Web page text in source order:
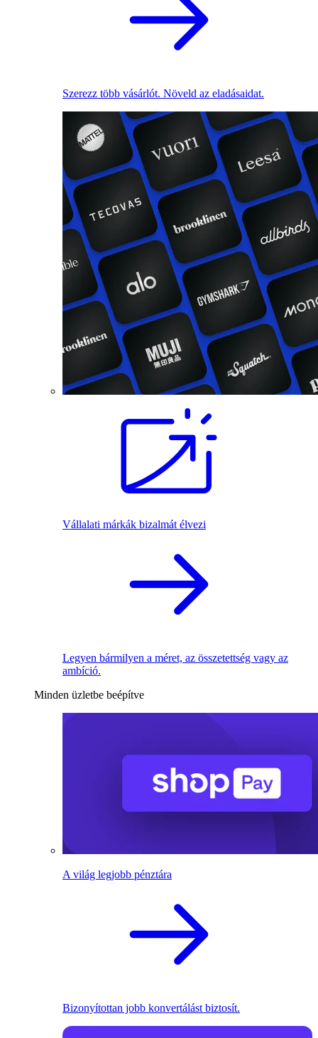
Szerezz több vásárlót. Növeld az eladásaidat.
Vállalati márkák bizalmát élvezi
Legyen bármilyen a méret, az összetettség vagy az
ambíció.
Minden üzletbe beépítve
A világ legjobb pénztára
Bizonyítottan jobb konvertálást biztosít.